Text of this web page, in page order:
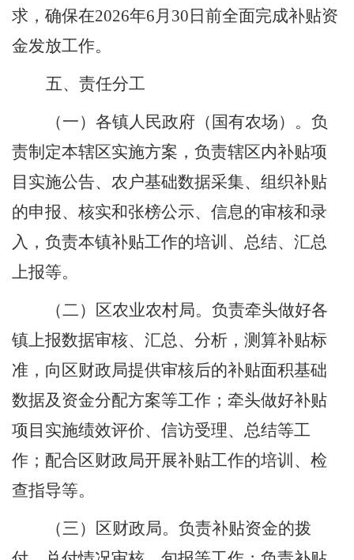
求， 确保在2026年6月 30 日前全面完成补贴资
金发放工作。
五、责任分工
（一）各镇人民政府（国有农场）。 负
责制定本辖区实施方案，负责辖区内补贴项
目实施公告、 农户基础数据采集、 组织补贴
的申报、核实和张榜公示、信息的审核和录
入，负责本镇补贴工作的培训、总结、汇总
上报等。
（二）
区农业农村局。 负责牵头做好各
镇上报数据审核、汇总、分析，测算补贴标
准，向 区财政局提供审核后的补贴面积基础
数据及资金分配方案等工作；牵头做好补贴
项目实施绩效评价、信访受理、总结等工
作；配合区财政局开展补贴工作的培训、检
查指导等。
（三）
区财政局。 负责补贴资金的拨